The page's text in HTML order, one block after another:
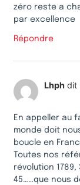
zéro reste a
par excellence
Répondre
Lhph dit
En appeller au
monde doit
boucle en
Toutes nos
révolution 1789,
45……que nous